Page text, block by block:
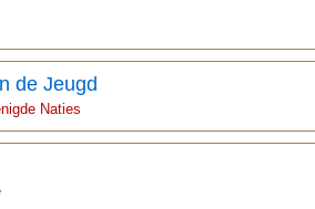
de Jeugd
Naties